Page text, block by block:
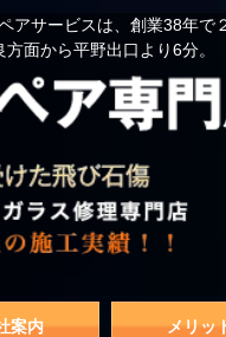
アサービスは、創業38年
面から平野出口より6分。
案内 メリッ